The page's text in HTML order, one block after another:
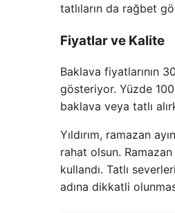
tatlıların da rağbet
Fiyatlar ve Kalite
Baklava fiyatlarının
gösteriyor. Yüzde 100
baklava veya tatlı
Yıldırım, ramazan
rahat olsun.
kullandı. Tatlı
adına dikkatli